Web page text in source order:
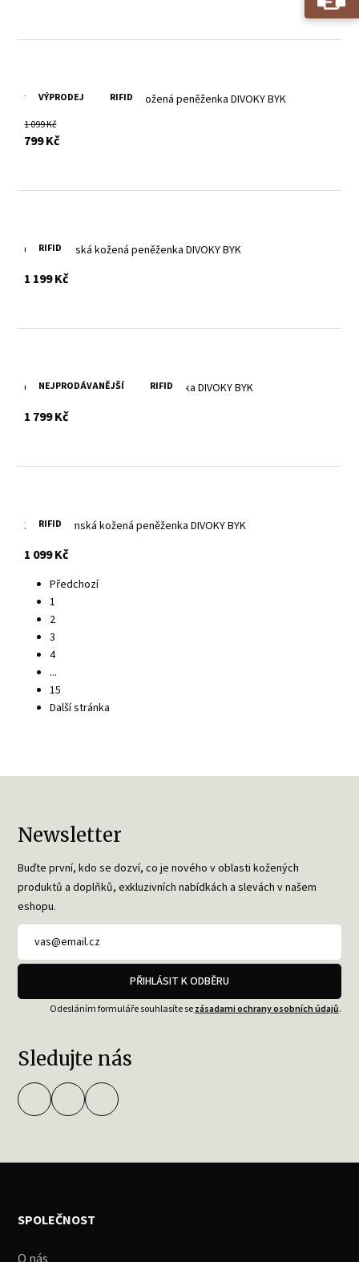
VÝPRODEJ RIFID
Tmavě červená dámská kožená peněženka DIVOKY BYK
1 099 Kč
799 Kčs DPH
RIFID
Černá dámská kožená peněženka DIVOKY BYK
1 199 Kčs DPH
NEJPRODÁVANĚJŠÍ RIFID
Červená dámská kožená peněženka DIVOKY BYK
1 799 Kčs DPH
RIFID
Zelená dámská kožená peněženka DIVOKY BYK
1 099 Kčs DPH
Předchozí
1
2
3
4
...
15
Další stránka
Newsletter
Buďte první, kdo se dozví, co je nového v oblasti kožených
produktů a doplňků, exkluzivních nabídkách a slevách v našem
eshopu.
PŘIHLÁSIT K ODBĚRU
Odesláním formuláře souhlasíte sezásadami ochrany osobních údajů.
Sledujte nás
SPOLEČNOST